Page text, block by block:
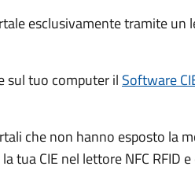
esclusivamente tramite
sul tuo computer il Software
che non hanno esposto la
tua CIE nel lettore NFC RFID